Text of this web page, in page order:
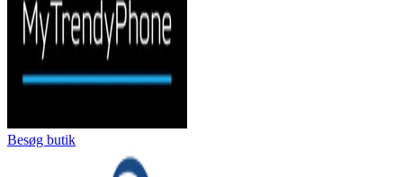
Besøg butik